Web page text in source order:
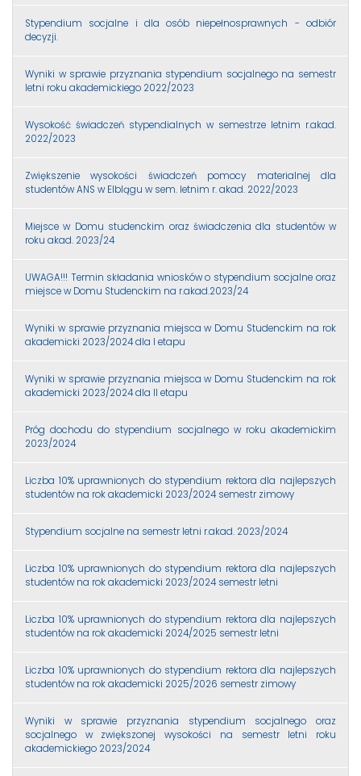
Stypendium socjalne i dla osób niepełnosprawnych - odbiór
decyzji.
Wyniki w sprawie przyznania stypendium socjalnego na semestr
letni roku akademickiego 2022/2023
Wysokość świadczeń stypendialnych w semestrze letnim r.akad.
2022/2023
Zwiększenie wysokości świadczeń pomocy materialnej dla
studentów ANS w Elblągu w sem. letnim r. akad. 2022/2023
Miejsce w Domu studenckim oraz świadczenia dla studentów w
roku akad. 2023/24
UWAGA!!! Termin składania wniosków o stypendium socjalne oraz
miejsce w Domu Studenckim na r.akad.2023/24
Wyniki w sprawie przyznania miejsca w Domu Studenckim na rok
akademicki 2023/2024 dla I etapu
Wyniki w sprawie przyznania miejsca w Domu Studenckim na rok
akademicki 2023/2024 dla II etapu
Próg dochodu do stypendium socjalnego w roku akademickim
2023/2024
Liczba 10% uprawnionych do stypendium rektora dla najlepszych
studentów na rok akademicki 2023/2024 semestr zimowy
Stypendium socjalne na semestr letni r.akad. 2023/2024
Liczba 10% uprawnionych do stypendium rektora dla najlepszych
studentów na rok akademicki 2023/2024 semestr letni
Liczba 10% uprawnionych do stypendium rektora dla najlepszych
studentów na rok akademicki 2024/2025 semestr letni
Liczba 10% uprawnionych do stypendium rektora dla najlepszych
studentów na rok akademicki 2025/2026 semestr zimowy
Wyniki w sprawie przyznania stypendium socjalnego oraz
socjalnego w zwiększonej wysokości na semestr letni roku
akademickiego 2023/2024